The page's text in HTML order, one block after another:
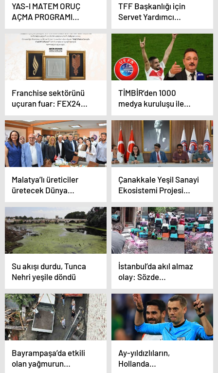
YAS-I MATEM ORUÇ
AÇMA PROGRAMI
BASIN DAVETİ
TFF Başkanlığı için
Servet Yardımcı
delegelerden gerekli
desteği alarak, resmen
başvuruyu yaptı
Franchise sektörünü
uçuran fuar: FEX24
Germany
TİMBİR’den 1000
medya kuruluşu ile
UEFA’nın Merih
Demiral kararına tepki:
Avrupa kupasına şaibe
bulaşmıştır
Malatya’lı üreticiler
üretecek Dünya
tüketecek
Çanakkale Yeşil Sanayi
Ekosistemi Projesi
Çalıştayı gerçekleşti
Su akışı durdu, Tunca
Nehri yeşile döndü
İstanbul’da akıl almaz
olay: Sözde
hayvansever kadın 85
kediyi ölüme terk etti
Bayrampaşa’da etkili
olan yağmurun
Ay-yıldızlıların,
Hollanda